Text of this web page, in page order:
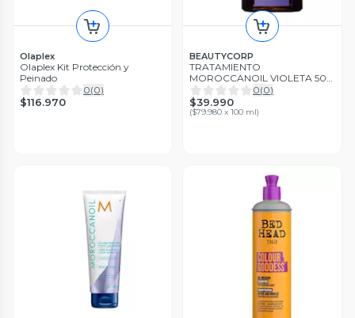
Olaplex
Olaplex Kit Protección y
Peinado
0(0)
$116.970
BEAUTYCORP
TRATAMIENTO
MOROCCANOIL VIOLETA 50
ML
0(0)
$39.990
($79.980 x 100 ml)